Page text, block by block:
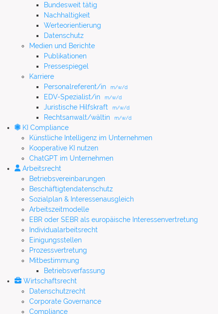
Bundesweit tätig
Nachhaltigkeit
Werteorientierung
Datenschutz
Medien und Berichte
Publikationen
Pressespiegel
Karriere
Personalreferent/in
m/w/d
EDV-Spezialist/in m/w/d
Juristische Hilfskraft m/w/d
Rechtsanwalt/wältin m/w/d
KI Compliance
Künstliche Intelligenz im Unternehmen
Kooperative KI nutzen
ChatGPT im Unternehmen
Arbeitsrecht
Betriebsvereinbarungen
Beschäftigtendatenschutz
Sozialplan & Interessenausgleich
Arbeitszeitmodelle
EBR oder SEBR als europäische Interessenvertretung
Individualarbeitsrecht
Einigungsstellen
Prozessvertretung
Mitbestimmung
Betriebsverfassung
Wirtschaftsrecht
Datenschutzrecht
Corporate Governance
Compliance